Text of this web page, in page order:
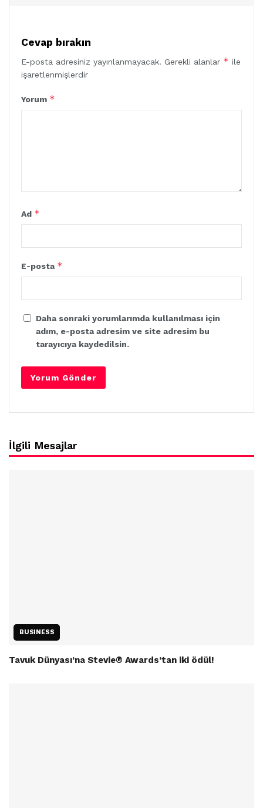
Cevap bırakın
E-posta adresiniz yayınlanmayacak. Gerekli alanlar * ile
işaretlenmişlerdir
Yorum *
Ad *
E-posta *
Daha sonraki yorumlarımda kullanılması için
adım, e-posta adresim ve site adresim bu
tarayıcıya kaydedilsin.
İlgili Mesajlar
BUSINESS
Tavuk Dünyası’na Stevie® Awards’tan iki ödül!